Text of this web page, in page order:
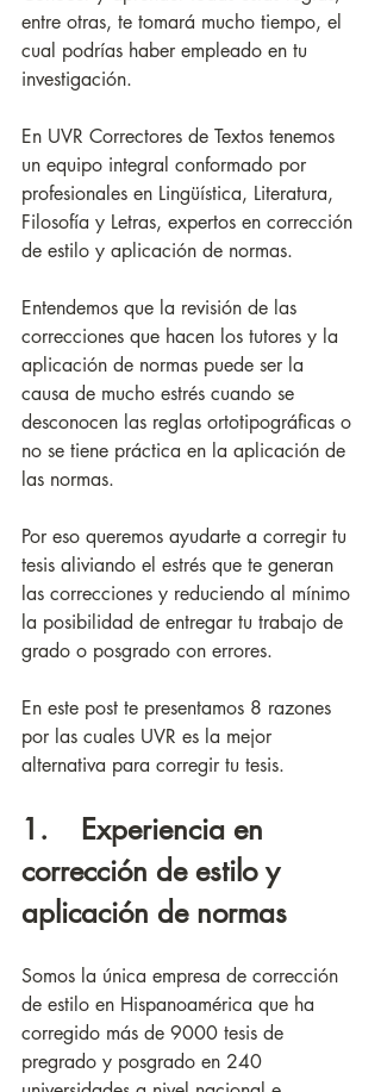
entre otras, te tomará mucho tiempo, el
cual podrías haber empleado en tu
investigación.
En UVR Correctores de Textos tenemos
un equipo integral conformado por
profesionales en Lingüística, Literatura,
Filosofía y Letras, expertos en corrección
de estilo y aplicación de normas.
Entendemos que la revisión de las
correcciones que hacen los tutores y la
aplicación de normas puede ser la
causa de mucho estrés cuando se
desconocen las reglas ortotipográficas o
no se tiene práctica en la aplicación de
las normas.
Por eso queremos ayudarte a corregir tu
tesis aliviando el estrés que te generan
las correcciones y reduciendo al mínimo
la posibilidad de entregar tu trabajo de
grado o posgrado con errores.
En este post te presentamos 8 razones
por las cuales UVR es la mejor
alternativa para corregir tu tesis.
1.    Experiencia en
corrección de estilo y
aplicación de normas
Somos la única empresa de corrección
de estilo en Hispanoamérica que ha
corregido más de 9000 tesis de
pregrado y posgrado en 240